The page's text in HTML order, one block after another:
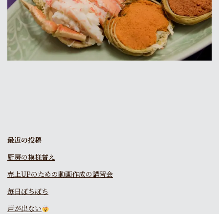
最近の投稿
厨房の模様替え
売上UPのための動画作成の講習会
毎日ぼちぼち
声が出ない